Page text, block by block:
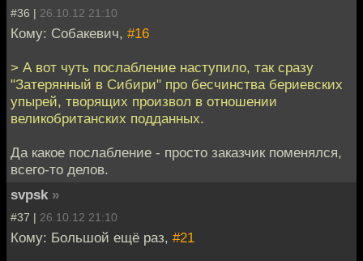
#36 | 26.10.12 21:10
Кому: Собакевич, #16
> А вот чуть послабление наступило, так сразу
"Затерянный в Сибири" про бесчинства бериевских
упырей, творящих произвол в отношении
великобританских подданных.
Да какое послабление - просто заказчик поменялся,
всего-то делов.
svpsk »
#37 | 26.10.12 21:10
Кому: Большой ещё раз, #21